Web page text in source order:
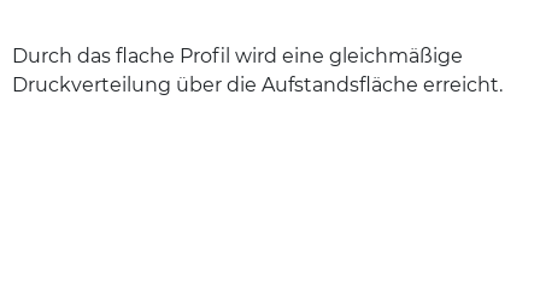
Durch das flache Profil wird eine gleichmäßige
Druckverteilung über die Aufstandsfläche erreicht.